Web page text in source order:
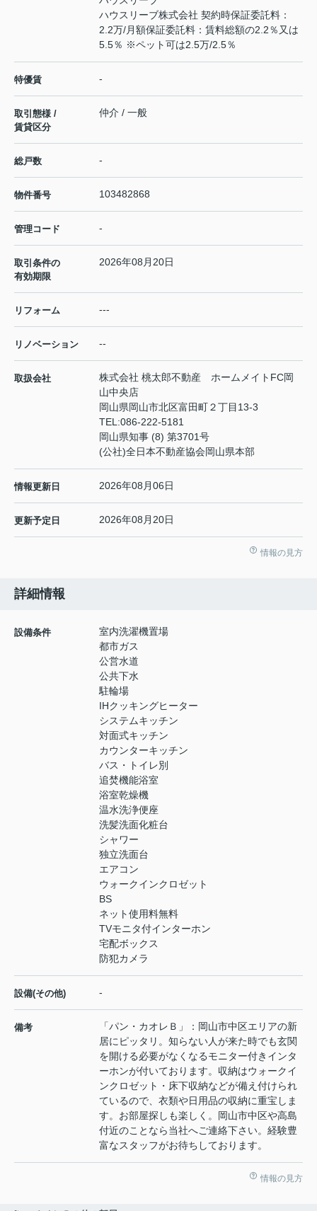
ハウスリーブ株式会社 契約時保証委託料：
2.2万/月額保証委託料：賃料総額の2.2％又は
5.5％ ※ペット可は2.5万/2.5％
特優賃 -
取引態様 /
賃貸区分
仲介 / 一般
総戸数 -
物件番号 103482868
管理コード -
取引条件の
有効期限
2026年08月20日
リフォーム ---
リノベーション --
取扱会社
株式会社 桃太郎不動産 ホームメイトFC岡
山中央店
岡山県岡山市北区富田町２丁目13-3
TEL:086-222-5181
岡山県知事 (8) 第3701号
(公社)全日本不動産協会岡山県本部
情報更新日 2026年08月06日
更新予定日 2026年08月20日
情報の見方
詳細情報
設備条件
室内洗濯機置場
都市ガス
公営水道
公共下水
駐輪場
IHクッキングヒーター
システムキッチン
対面式キッチン
カウンターキッチン
バス・トイレ別
追焚機能浴室
浴室乾燥機
温水洗浄便座
洗髪洗面化粧台
シャワー
独立洗面台
エアコン
ウォークインクロゼット
BS
ネット使用料無料
TVモニタ付インターホン
宅配ボックス
防犯カメラ
設備(その他) -
備考
「パン・カオレＢ」：岡山市中区エリアの新
居にピッタリ。知らない人が来た時でも玄関
を開ける必要がなくなるモニター付きインタ
ーホンが付いております。収納はウォークイ
ンクロゼット・床下収納などが備え付けられ
ているので、衣類や日用品の収納に重宝しま
す。お部屋探しも楽しく。岡山市中区や高島
付近のことなら当社へご連絡下さい。経験豊
富なスタッフがお待ちしております。
情報の見方